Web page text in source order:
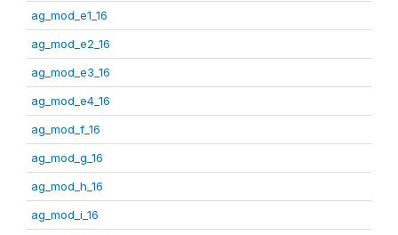
ag_mod_e1_16
ag_mod_e2_16
ag_mod_e3_16
ag_mod_e4_16
ag_mod_f_16
ag_mod_g_16
ag_mod_h_16
ag_mod_i_16